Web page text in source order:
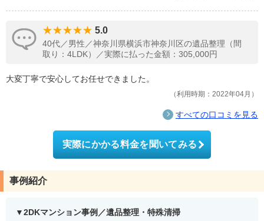
5.0
40代／男性／神奈川県横浜市神奈川区の遺品整理（間
取り：4LDK）／実際に払った金額：305,000円
大変丁寧で安心してお任せできました。
利用時期：2022年04月
すべての口コミを見る
実際にかかる料金を聞いてみる
事例紹介
2DKマンション事例／遺品整理・特殊清掃